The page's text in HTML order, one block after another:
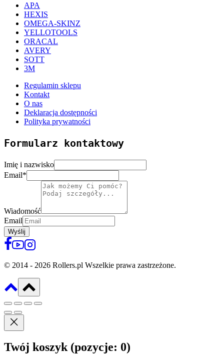
APA
HEXIS
OMEGA-SKINZ
YELLOTOOLS
ORACAL
AVERY
SOTT
3M
Regulamin sklepu
Kontakt
O nas
Deklaracja dostępności
Polityka prywatności
Formularz kontaktowy
Imię i nazwisko
Email*
Wiadomość
Email
Wyślij
© 2014 - 2026 Rollers.pl Wszelkie prawa zastrzeżone.
Twój koszyk (pozycje: 0)